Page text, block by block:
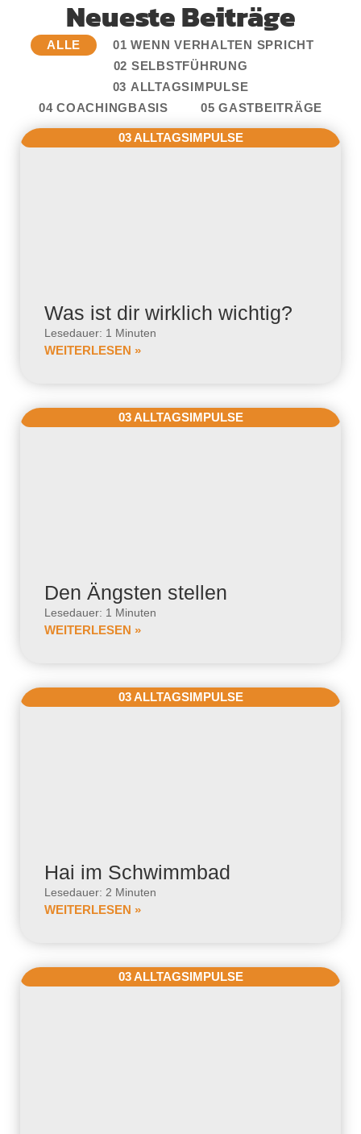
Neueste Beiträge
01 WENN VERHALTEN SPRICHT
02 SELBSTFÜHRUNG
03 ALLTAGSIMPULSE
04 COACHINGBASIS
05 GASTBEITRÄGE
ALLE
03 ALLTAGSIMPULSE
Was ist dir wirklich wichtig?
Lesedauer: 1 Minuten
WEITERLESEN »
03 ALLTAGSIMPULSE
Den Ängsten stellen
Lesedauer: 1 Minuten
WEITERLESEN »
03 ALLTAGSIMPULSE
Hai im Schwimmbad
Lesedauer: 2 Minuten
WEITERLESEN »
03 ALLTAGSIMPULSE